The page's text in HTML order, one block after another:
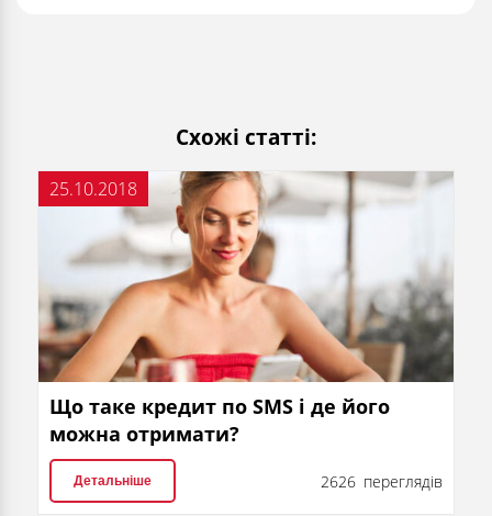
Схожі статті:
25.10.2018
Що таке кредит по SMS і де його
можна отримати?
Детальніше 2626 переглядів